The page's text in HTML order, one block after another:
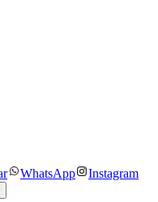
WhatsApp
Instagram